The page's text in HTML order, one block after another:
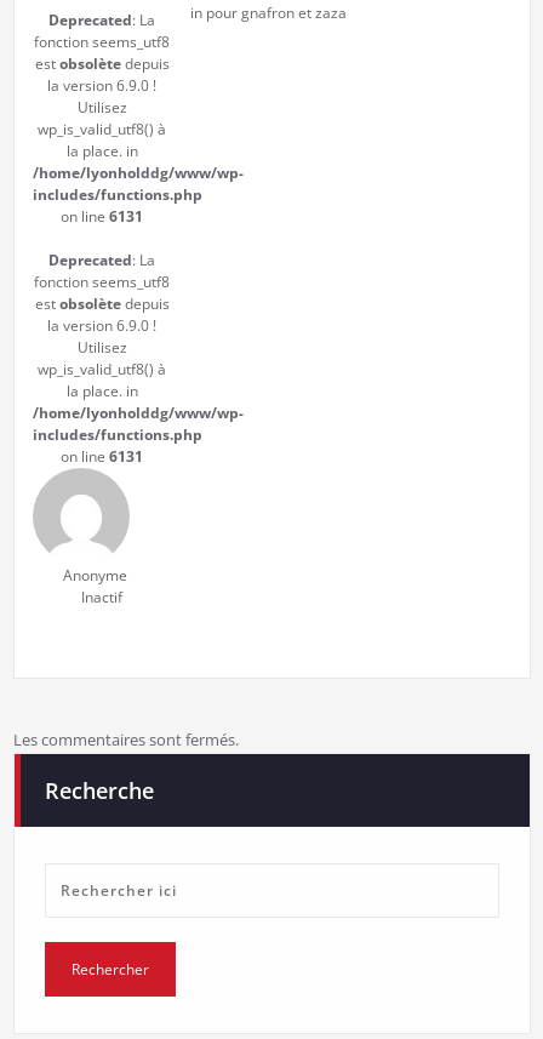
Deprecated: La
fonction seems_utf8
estobsolètedepuis
la version 6.9.0 !
Utilisez
wp_is_valid_utf8() à
la place. in
/home/lyonholddg/www/wp-
includes/functions.php
on line 6131
Deprecated: La
fonction seems_utf8
estobsolètedepuis
la version 6.9.0 !
Utilisez
wp_is_valid_utf8() à
la place. in
/home/lyonholddg/www/wp-
includes/functions.php
on line 6131
Anonyme
Inactif
in pour gnafron et zaza
Les commentaires sont fermés.
Recherche